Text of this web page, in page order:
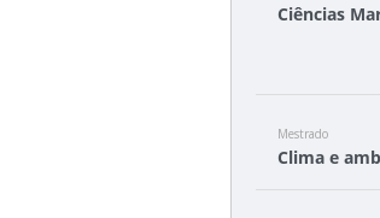
Ciências
Mestrado
Clima e